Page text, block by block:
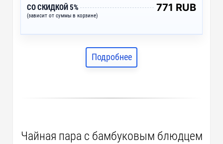
СО СКИДКОЙ 5%
(зависит от суммы в корзине)
771 RUB
Подробнее
Чайная пара с бамбуковым блюдцем